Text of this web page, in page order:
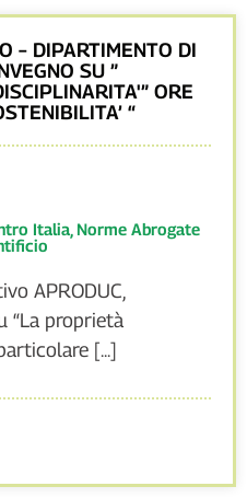
– DIPARTIMENTO DI
SU ”
ORE
“
Italia, Norme Abrogate
APRODUC,
“La proprietà
[...]